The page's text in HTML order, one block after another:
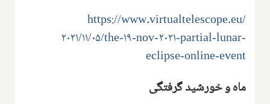
https://www.virtualtelescope.eu/
۲۰۲۱/۱۱/۰۵/the-۱۹-nov-۲۰۲۱-partial-lunar-
eclipse-online-event
ماه و خورشید گرفتگی